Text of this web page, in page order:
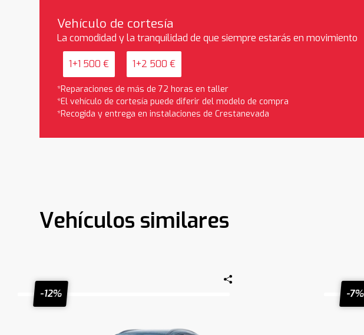
Vehículo de cortesía
La comodidad y la tranquilidad de que siempre estarás en movimiento
1+1 500 € 1+2 500 €
*Reparaciones de más de 72 horas en taller
*El vehículo de cortesía puede diferir del modelo de compra
*Recogida y entrega en instalaciones de Crestanevada
Vehículos similares
-12% -7%